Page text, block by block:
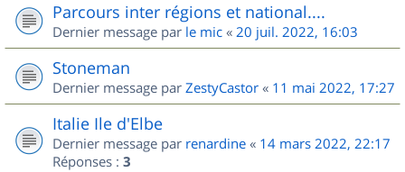
Parcours inter régions et national....
Dernier message par le mic « 20 juil. 2022, 16:03
Stoneman
Dernier message par ZestyCastor « 11 mai 2022, 17:27
Italie Ile d'Elbe
Dernier message par renardine « 14 mars 2022, 22:17
Réponses : 3